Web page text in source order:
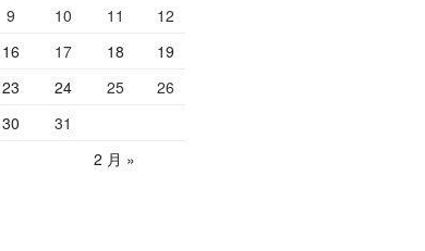
9 10 11
12
16 17 18
19
23 24 25
26
30
31
2 月 »